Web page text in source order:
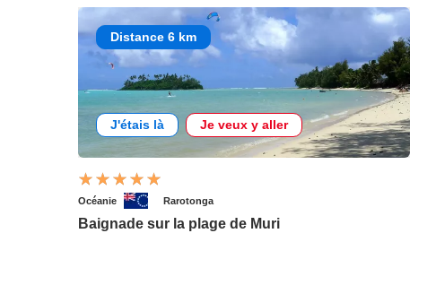
Distance 6 km
J'étais là Je veux y aller
Océanie Rarotonga
Baignade sur la plage de Muri